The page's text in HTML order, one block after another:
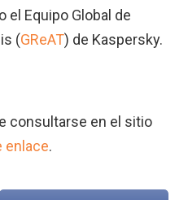
el Equipo Global de
(GReAT) de Kaspersky.
consultarse en el sitio
enlace.